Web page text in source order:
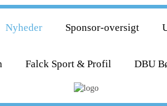
Nyheder Sponsor-oversigt
Falck Sport & Profil DBU